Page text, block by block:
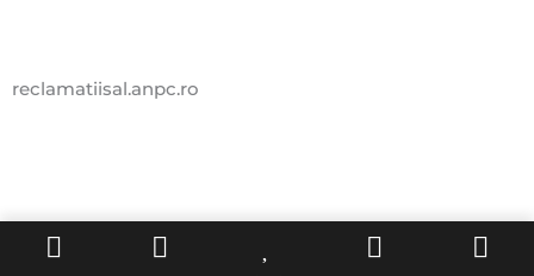
reclamatiisal.anpc.ro